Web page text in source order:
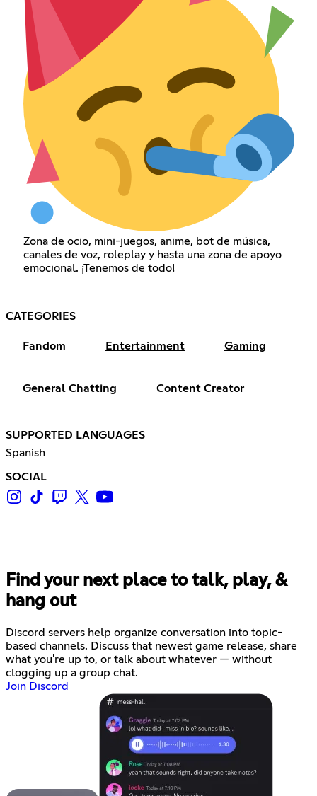
Zona de ocio, mini-juegos, anime, bot de música,
canales de voz, roleplay y hasta una zona de apoyo
emocional. ¡Tenemos de todo!
CATEGORIES
Fandom Entertainment Gaming
General Chatting Content Creator
SUPPORTED LANGUAGES
Spanish
SOCIAL
Find your next place to talk, play, &
hang out
Discord servers help organize conversation into topic-
based channels. Discuss that newest game release, share
what you're up to, or talk about whatever — without
clogging up a group chat.
Join Discord